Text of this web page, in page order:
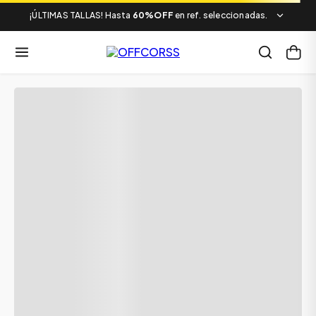
¡ÚLTIMAS TALLAS! Hasta 60%OFF en ref. seleccionadas.